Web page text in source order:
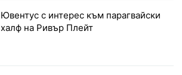
Ювентус с интерес към парагвайски
халф на Ривър Плейт